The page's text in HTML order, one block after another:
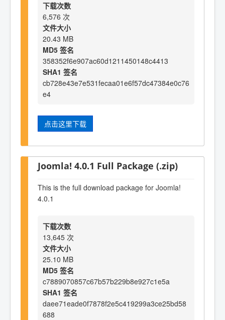
下载次数
6,576 次
文件大小
20.43 MB
MD5 签名
358352f6e907ac60d1211450148c4413
SHA1 签名
cb728e43e7e531fecaa01e6f57dc47384e0c76
e4
点击这里下载
Joomla! 4.0.1 Full Package (.zip)
This is the full download package for Joomla!
4.0.1
下载次数
13,645 次
文件大小
25.10 MB
MD5 签名
c7889070857c67b57b229b8e927c1e5a
SHA1 签名
daee71eade0f7878f2e5c419299a3ce25bd58
688